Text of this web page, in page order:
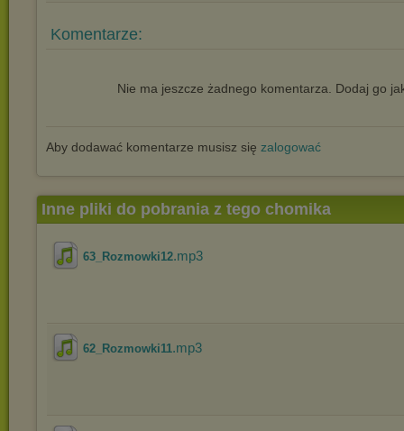
Komentarze:
Nie ma jeszcze żadnego komentarza. Dodaj go
Aby dodawać komentarze musisz się zalogować
Inne pliki do pobrania z tego chomika
63_Rozmowki12.mp3
62_Rozmowki11.mp3